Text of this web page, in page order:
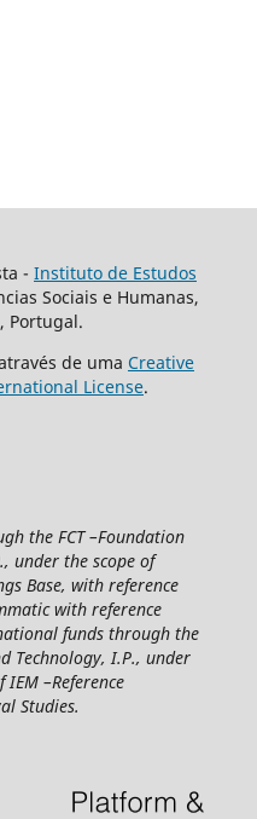
- Instituto de Estudos
Sociais e Humanas,
Portugal.
de uma Creative
License.
the FCT –Foundation
under the scope of
Base, with reference
with reference
funds through the
Technology, I.P., under
–Reference
Studies.